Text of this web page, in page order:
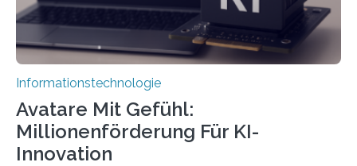
Informationstechnologie
Avatare Mit Gefühl:
Millionenförderung Für KI-
Innovation